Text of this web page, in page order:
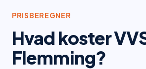
PRISBEREGNER
Hvad koster
Flemming?